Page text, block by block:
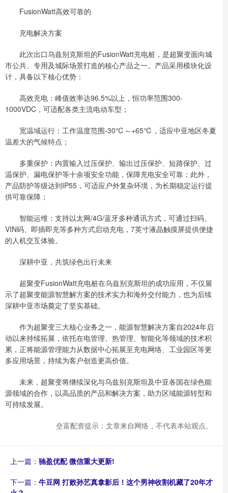
FusionWatt高效可靠的
充电解决方案
此次出口乌兹别克斯坦的FusionWatt充电桩，是超聚变面向城
市公共、专用及城际场景打造的核心产品之一。产品采用模块化设
计，具备以下核心优势：
高效充电：峰值效率达96.5%以上，恒功率范围300-
1000VDC，可适配各类主流电动车型；
宽温域运行：工作温度范围-30℃～+65℃，适应中亚地区冬夏
温差大的气候特点；
多重保护：内置输入过压保护、输出过压保护、短路保护、过
温保护、漏电保护等十余项安全功能，保障充电安全可靠；此外，
产品防护等级达到IP55，可适应户外复杂环境，为长期稳定运行提
供可靠保障；
智能运维：支持以太网/4G/蓝牙多种通讯方式，可通过扫码、
VIN码、即插即充等多种方式启动充电，7英寸液晶触摸屏提供便捷
的人机交互体验。
深耕中亚，共筑绿色出行未来
超聚变FusionWatt充电桩在乌兹别克斯坦的成功应用，不仅展
示了超聚变能源智慧解方案的技术实力和海外交付能力，也为后续
深耕中亚市场奠定了坚实基础。
作为超聚变三大核心业务之一，能源智慧解决方案自2024年启
动以来持续拓展，依托在电管理、热管理、智能化等领域的技术积
累，正将能源管理能力从数据中心拓展至充电网络、工业园区等更
多应用场景，持续为客户创造更高价值。
未来，超聚变将继续深化与乌兹别克斯坦及中亚各国在绿色能
源领域的合作，以高品质的产品和解决方案，助力区域能源转型和
可持续发展。
垒富配资提示：文章来自网络，不代表本站观点。
上一篇： 驰盈优配 微信重大更新!
下一篇： 牛豆网 打败孙艺真拿影后！这个男神收割机藏了20年才